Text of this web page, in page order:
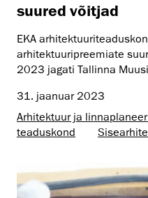
suured võitjad
EKA
arhitektuuripreemiate
2023 jagati Tallinna
31. jaanuar 2023
Arhitektuur ja
teaduskond